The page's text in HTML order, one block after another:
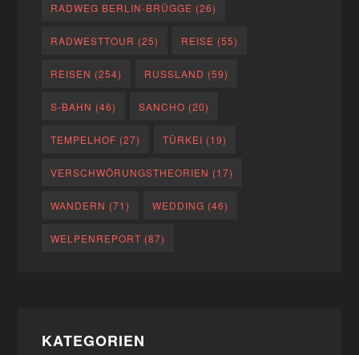
RADWEG BERLIN-BRÜGGE (26)
RADWESTTOUR (25) REISE (55)
REISEN (254) RUSSLAND (59)
S-BAHN (46) SANCHO (20)
TEMPELHOF (27) TÜRKEI (19)
VERSCHWÖRUNGSTHEORIEN (17)
WANDERN (71) WEDDING (46)
WELPENREPORT (87)
KATEGORIEN